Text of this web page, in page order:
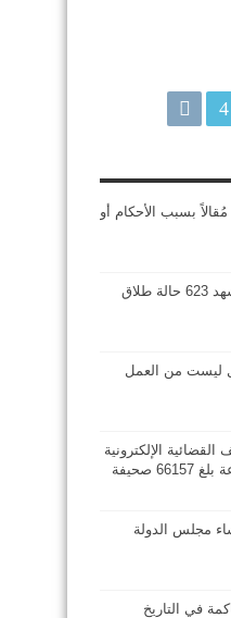
بسبب الأحكام أو
إحصائية : الكويت تشهد 623 حالة طلاق
ليست من العمل
الإلكترونية
صحيفة
مجلس الدولة
في التاريخ